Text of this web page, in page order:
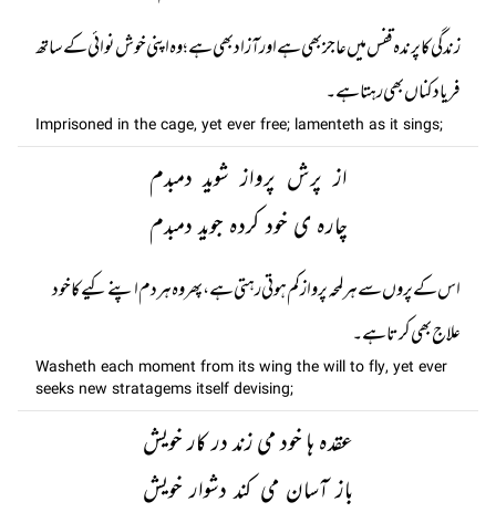
زندگی کا پرندہ قفس میں ‏ عاجز بھی ہے اور آزاد بھی ہے ؛ وہ اپنی خوش نوائی کے ساتھ
فریاد کناں بھی رہتا ہے۔
Imprisoned in the cage, yet ever free; lamenteth as it sings;
از پرش پرواز شوید دمبدم
چارہ ی خود کردہ جوید دمبدم
اس کے پروں سے ہر لمحہ پرواز کم ہوتی رہتی ہے، پھر وہ ہر دم اپنے کیے کا خود
علاج بھی کرتا ہے۔
Washeth each moment from its wing the will to fly, yet ever
seeks new stratagems itself devising;
عقدہ ہا خود می زند در کار خویش
باز آسان می کند دشوار خویش